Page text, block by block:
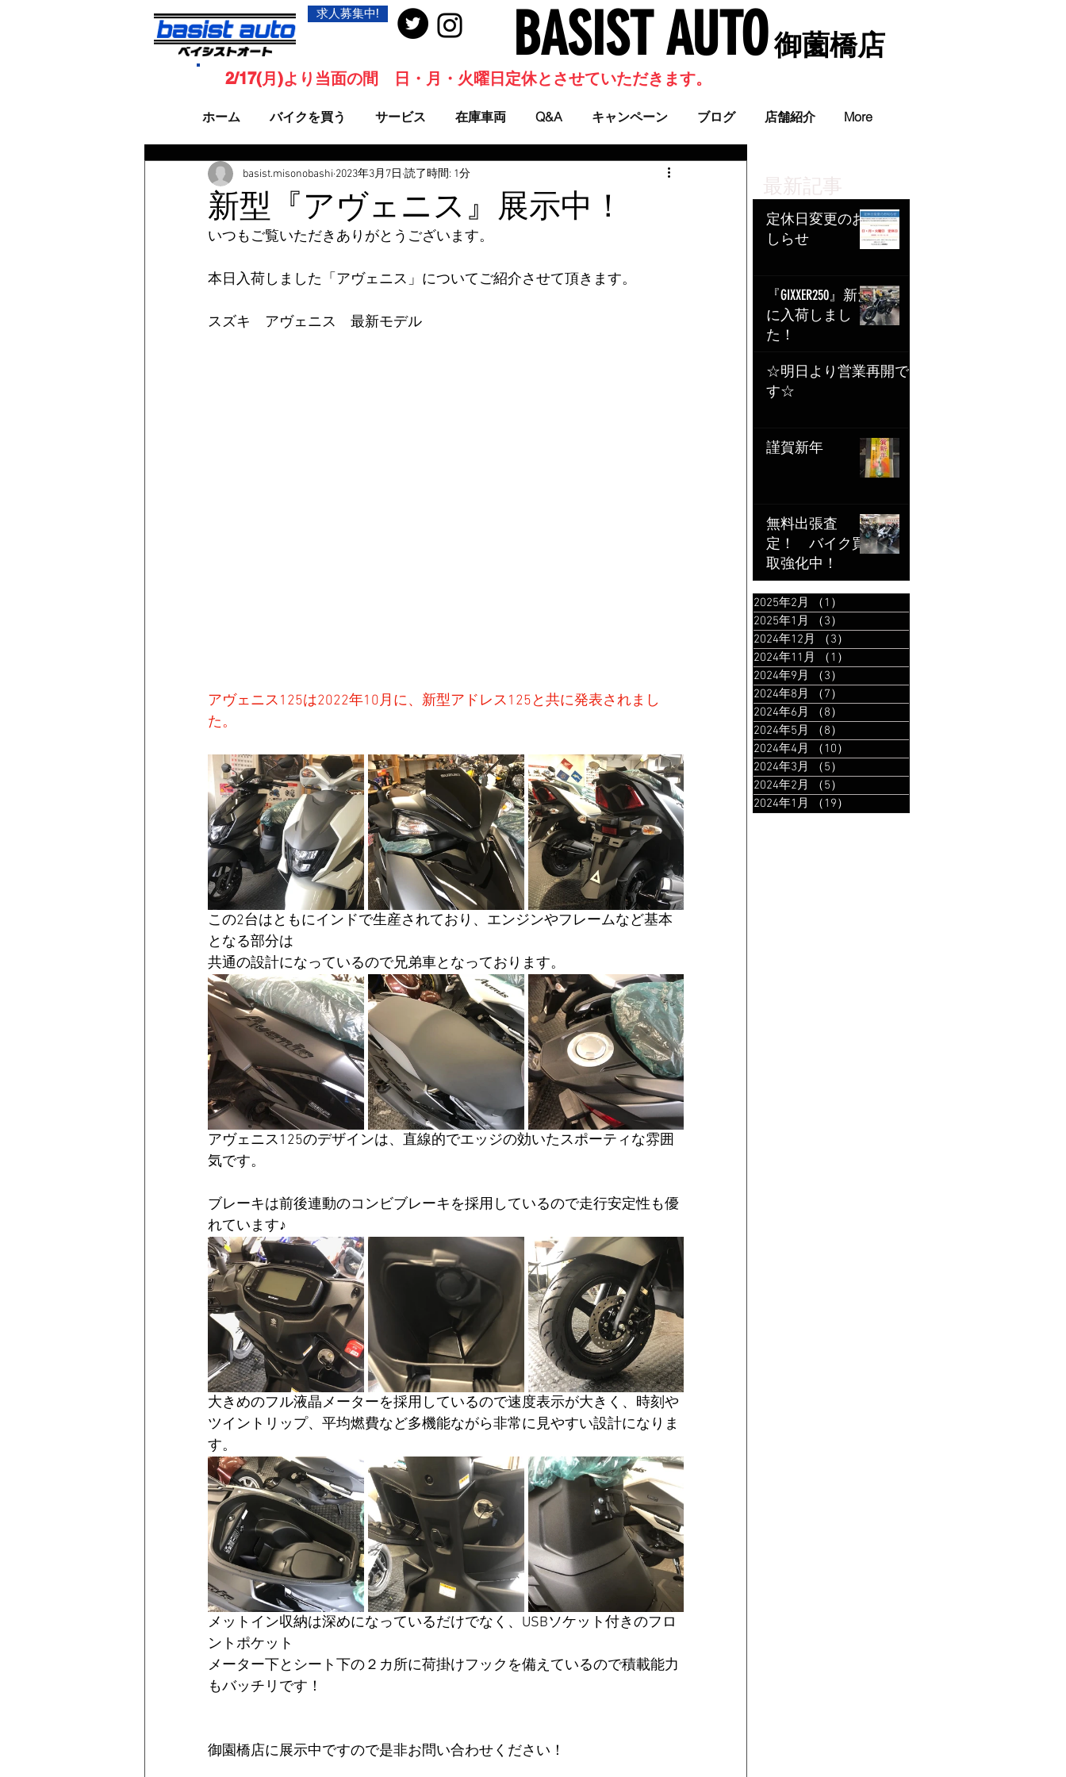
求人募集中! BASIST AUTO​ 御薗橋店
ホーム バイクを買う サービス 在庫車両 Q&A キャンペーン ブログ 店舗紹介 More
2/17(月)より当面の間 日・月・火曜日定休とさせていただきます。
最新記事
定休日変更のお
しらせ
『GIXXER250』新た
に入荷しまし
た！
☆明日より営業再開で
す☆
謹賀新年
無料出張査
定！ バイク買
取強化中！
2025年2月 （1）
2025年1月
（3）
2024年12月
（3）
2024年11月
（1）
2024年9月
（3）
2024年8月
（7）
2024年6月
（8）
2024年5月
（8）
2024年4月
（10）
2024年3月
（5）
2024年2月
（5）
2024年1月
（19）
新型『アヴェニス』展示中！
basist.misonobashi 2023年3月7日 読了時間: 1分
いつもご覧いただきありがとうございます。
本日入荷しました「アヴェニス」についてご紹介させて頂きます。
スズキ　アヴェニス　最新モデル
アヴェニス125は2022年10月に、新型アドレス125と共に発表されまし
た。
この2台はともにインドで生産されており、エンジンやフレームなど基本
となる部分は
共通の設計になっているので兄弟車となっております。
アヴェニス125のデザインは、直線的でエッジの効いたスポーティな雰囲
気です。
ブレーキは前後連動のコンビブレーキを採用しているので走行安定性も優
れています♪
大きめのフル液晶メーターを採用しているので速度表示が大きく、時刻や
ツイントリップ、平均燃費など多機能ながら非常に見やすい設計になりま
す。
メットイン収納は深めになっているだけでなく、USBソケット付きのフロ
ントポケット
メーター下とシート下の２カ所に荷掛けフックを備えているので積載能力
もバッチリです！
御園橋店に展示中ですので是非お問い合わせください！